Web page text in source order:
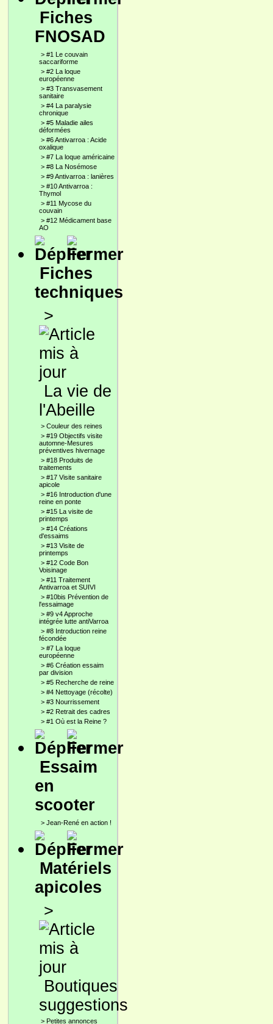
Fiches
FNOSAD
> #1 Le couvain
saccariforme
> #2 La loque
européenne
> #3 Transvasement
sanitaire
> #4 La paralysie
chronique
> #5 Maladie ailes
déformées
> #6 Antivarroa : Acide
oxalique
> #7 La loque américaine
> #8 La Nosémose
> #9 Antivarroa : lanières
> #10 Antivarroa :
Thymol
> #11 Mycose du
couvain
> #12 Médicament base
AO
Fiches
techniques
>
La vie de
l'Abeille
> Couleur des reines
> #19 Objectifs visite
automne-Mesures
préventives hivernage
> #18 Produits de
traitements
> #17 Visite sanitaire
apicole
> #16 Introduction d'une
reine en ponte
> #15 La visite de
printemps
> #14 Créations
d'essaims
> #13 Visite de
printemps
> #12 Code Bon
Voisinage
> #11 Traitement
Antivarroa et SUIVI
> #10bis Prévention de
l'essaimage
> #9 v4 Approche
intégrée lutte antiVarroa
> #8 Introduction reine
fécondée
> #7 La loque
européenne
> #6 Création essaim
par division
> #5 Recherche de reine
> #4 Nettoyage (récolte)
> #3 Nourrissement
> #2 Retrait des cadres
> #1 Où est la Reine ?
Essaim
en
scooter
> Jean-René en action !
Matériels
apicoles
>
Boutiques
suggestions
> Petites annonces